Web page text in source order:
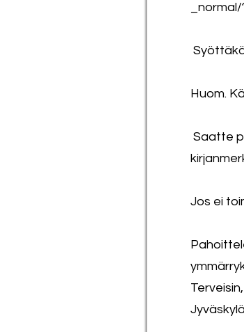
Huom.
Saatte
Jos ei
Terveisin,